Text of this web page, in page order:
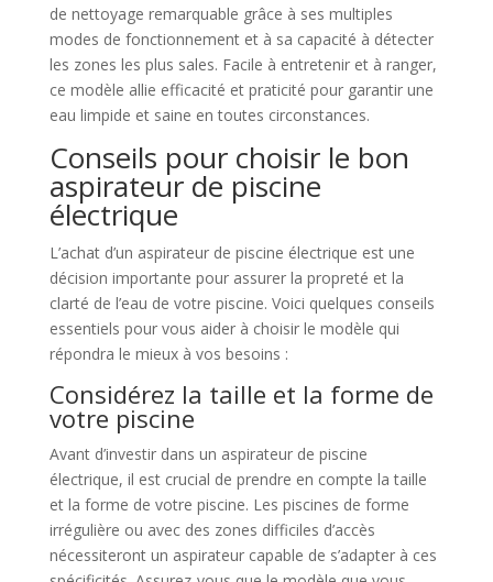
de nettoyage remarquable grâce à ses multiples
modes de fonctionnement et à sa capacité à détecter
les zones les plus sales. Facile à entretenir et à ranger,
ce modèle allie efficacité et praticité pour garantir une
eau limpide et saine en toutes circonstances.
Conseils pour choisir le bon
aspirateur de piscine
électrique
L’achat d’un aspirateur de piscine électrique est une
décision importante pour assurer la propreté et la
clarté de l’eau de votre piscine. Voici quelques conseils
essentiels pour vous aider à choisir le modèle qui
répondra le mieux à vos besoins :
Considérez la taille et la forme de
votre piscine
Avant d’investir dans un aspirateur de piscine
électrique, il est crucial de prendre en compte la taille
et la forme de votre piscine. Les piscines de forme
irrégulière ou avec des zones difficiles d’accès
nécessiteront un aspirateur capable de s’adapter à ces